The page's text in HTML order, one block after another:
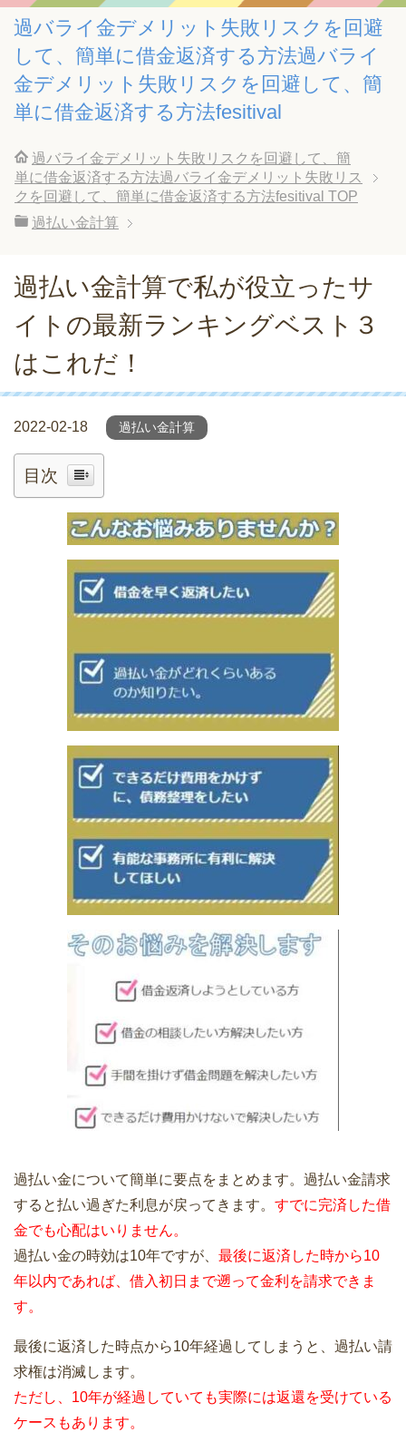
過バライ金デメリット失敗リスクを回避
して、簡単に借金返済する方法過バライ
金デメリット失敗リスクを回避して、簡
単に借金返済する方法fesitival
過バライ金デメリット失敗リスクを回避して、簡
単に借金返済する方法過バライ金デメリット失敗リス
クを回避して、簡単に借金返済する方法fesitival TOP
過払い金計算
過払い金計算で私が役立ったサ
イトの最新ランキングベスト３
はこれだ！
2022-02-18 過払い金計算
目次
過払い金について簡単に要点をまとめます。過払い金請求
すると払い過ぎた利息が戻ってきます。 すでに完済した借
金でも心配はいりません。
過払い金の時効は10年ですが、 最後に返済した時から10
年以内であれば、借入初日まで遡って金利を請求できま
す。
最後に返済した時点から10年経過してしまうと、過払い請
求権は消滅します。
ただし、10年が経過していても実際には返還を受けている
ケースもあります。